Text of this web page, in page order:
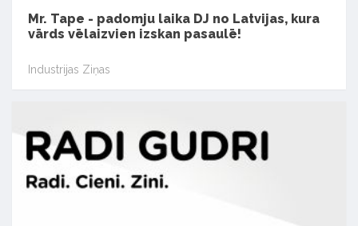
Mr. Tape - padomju laika DJ no Latvijas, kura
vārds vēlaizvien izskan pasaulē!
Industrijas Ziņas